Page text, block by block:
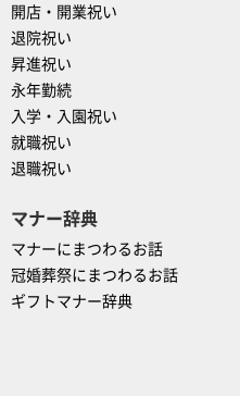
開店・開業祝い
退院祝い
昇進祝い
永年勤続
入学・入園祝い
就職祝い
退職祝い
マナー辞典
マナーにまつわるお話
冠婚葬祭にまつわるお話
ギフトマナー辞典